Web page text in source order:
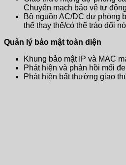
Chuyển mạch bảo vệ tự
Bộ nguồn AC/DC dự phòng
thể thay thế/có thể tráo đổi
Quản lý bảo mật toàn diện
Khung bảo mật IP và MAC
Phát hiện và phản hồi mối
Phát hiện bất thường giao